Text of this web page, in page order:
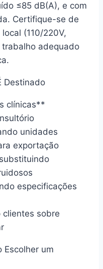
≤85 dB(A), e com
Certifique-se de
(110/220V,
adequado
Destinado
clínicas**
unidades
exportação
especificações
sobre
Escolher um